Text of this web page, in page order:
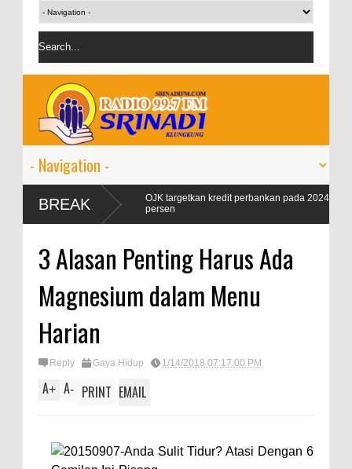
BREAKOJK targetkan kredit perbankan pada 2024 tumbuh 9-11
persen
3 Alasan Penting Harus Ada
Magnesium dalam Menu
Harian
Reply Gaya Hidup 1/14/2018 07:17:00 PM
A+ A- PRINT EMAIL